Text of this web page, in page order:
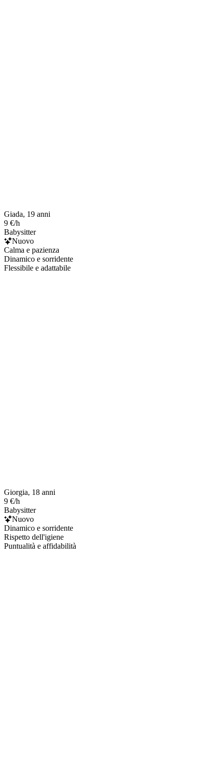
Giada, 19 anni
9 €/h
Babysitter
Nuovo
Calma e pazienza
Dinamico e sorridente
Flessibile e adattabile
Giorgia, 18 anni
9 €/h
Babysitter
Nuovo
Dinamico e sorridente
Rispetto dell'igiene
Puntualità e affidabilità